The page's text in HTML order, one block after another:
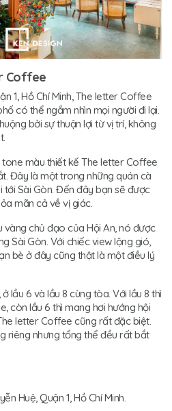
Coffee
1, Hồ Chí Minh, The letter Coffee
có thể ngắm nhìn mọi người đi lại.
bởi sự thuận lợi từ vị trí, không
màu thiết kế The letter Coffee
Đây là một trong những quán cà
Sài Gòn. Đến đây bạn sẽ được
mãn cả về vị giác.
chủ đạo của Hội An, nó được
Sài Gòn. Với chiếc view lộng gió,
bè ở đây cũng thật là một điều lý
lầu 6 và lầu 8 cùng tòa. Với lầu 8 thì
còn lầu 6 thì mang hơi hướng hội
letter Coffee cũng rất đặc biệt.
riêng nhưng tổng thể đều rất bắt
Huệ, Quận 1, Hồ Chí Minh.